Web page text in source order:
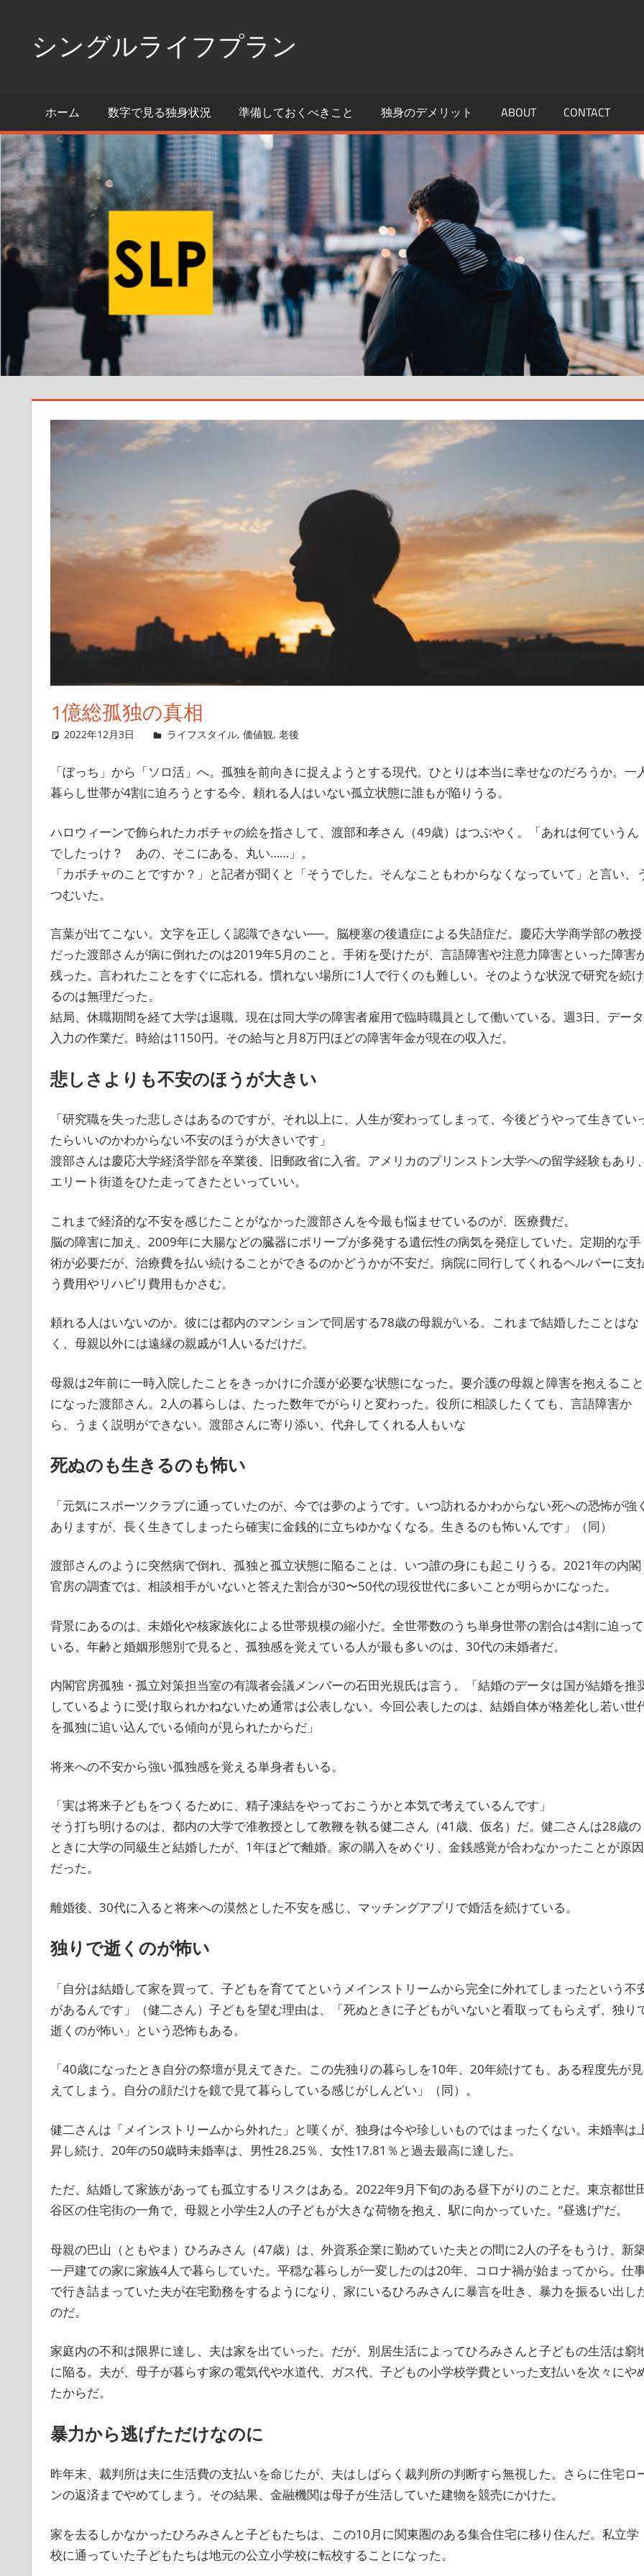
ス
キ
プ
シングルライフプラン
活
の
た
め
の
情
報
ポ
ト
ホーム 数字で見る独身状況 準備しておくべきこと 独身のデメリット ABOUT CONTACT
1億総孤独の真相
2022年12月3日 singlelife65
ライフスタイル, 価値観, 老後
「ぼっち」から「ソロ活」へ。孤独を前向きに捉えようとする現代。ひとりは本当に幸せなのだろうか。一
暮らし世帯が4割に迫ろうとする今、頼れる人はいない孤立状態に誰もが陥りうる。
ハロウィーンで飾られたカボチャの絵を指さして、渡部和孝さん（49歳）はつぶやく。「あれは何ていうん
でしたっけ？ あの、そこにある、丸い……」。
「カボチャのことですか？」と記者が聞くと「そうでした。そんなこともわからなくなっていて」と言い、
つむいた。
言葉が出てこない。文字を正しく認識できない──。脳梗塞の後遺症による失語症だ。慶応大学商学部の教授
だった渡部さんが病に倒れたのは2019年5月のこと。手術を受けたが、言語障害や注意力障害といった障害
残った。言われたことをすぐに忘れる。慣れない場所に1人で行くのも難しい。そのような状況で研究を続け
るのは無理だった。
結局、休職期間を経て大学は退職。現在は同大学の障害者雇用で臨時職員として働いている。週3日、データ
入力の作業だ。時給は1150円。その給与と月8万円ほどの障害年金が現在の収入だ。
悲しさよりも不安のほうが大きい
「研究職を失った悲しさはあるのですが、それ以上に、人生が変わってしまって、今後どうやって生きてい
たらいいのかわからない不安のほうが大きいです」
渡部さんは慶応大学経済学部を卒業後、旧郵政省に入省。アメリカのプリンストン大学への留学経験もあり
エリート街道をひた走ってきたといっていい。
これまで経済的な不安を感じたことがなかった渡部さんを今最も悩ませているのが、医療費だ。
脳の障害に加え、2009年に大腸などの臓器にポリープが多発する遺伝性の病気を発症していた。定期的な手
術が必要だが、治療費を払い続けることができるのかどうかが不安だ。病院に同行してくれるヘルパーに支
う費用やリハビリ費用もかさむ。
頼れる人はいないのか。彼には都内のマンションで同居する78歳の母親がいる。これまで結婚したことはな
く、母親以外には遠縁の親戚が1人いるだけだ。
母親は2年前に一時入院したことをきっかけに介護が必要な状態になった。要介護の母親と障害を抱えること
になった渡部さん。2人の暮らしは、たった数年でがらりと変わった。役所に相談したくても、言語障害か
ら、うまく説明ができない。渡部さんに寄り添い、代弁してくれる人もいな
死ぬのも生きるのも怖い
「元気にスポーツクラブに通っていたのが、今では夢のようです。いつ訪れるかわからない死への恐怖が強
ありますが、長く生きてしまったら確実に金銭的に立ちゆかなくなる。生きるのも怖いんです」（同）
渡部さんのように突然病で倒れ、孤独と孤立状態に陥ることは、いつ誰の身にも起こりうる。2021年の内閣
官房の調査では、相談相手がいないと答えた割合が30〜50代の現役世代に多いことが明らかになった。
背景にあるのは、未婚化や核家族化による世帯規模の縮小だ。全世帯数のうち単身世帯の割合は4割に迫って
いる。年齢と婚姻形態別で見ると、孤独感を覚えている人が最も多いのは、30代の未婚者だ。
内閣官房孤独・孤立対策担当室の有識者会議メンバーの石田光規氏は言う。「結婚のデータは国が結婚を推
しているように受け取られかねないため通常は公表しない。今回公表したのは、結婚自体が格差化し若い世
を孤独に追い込んでいる傾向が見られたからだ」
将来への不安から強い孤独感を覚える単身者もいる。
「実は将来子どもをつくるために、精子凍結をやっておこうかと本気で考えているんです」
そう打ち明けるのは、都内の大学で准教授として教鞭を執る健二さん（41歳、仮名）だ。健二さんは28歳の
ときに大学の同級生と結婚したが、1年ほどで離婚。家の購入をめぐり、金銭感覚が合わなかったことが原因
だった。
離婚後、30代に入ると将来への漠然とした不安を感じ、マッチングアプリで婚活を続けている。
独りで逝くのが怖い
「自分は結婚して家を買って、子どもを育ててというメインストリームから完全に外れてしまったという不
があるんです」（健二さん）子どもを望む理由は、「死ぬときに子どもがいないと看取ってもらえず、独り
逝くのが怖い」という恐怖もある。
「40歳になったとき自分の祭壇が見えてきた。この先独りの暮らしを10年、20年続けても、ある程度先が見
えてしまう。自分の顔だけを鏡で見て暮らしている感じがしんどい」（同）。
健二さんは「メインストリームから外れた」と嘆くが、独身は今や珍しいものではまったくない。未婚率は
昇し続け、20年の50歳時未婚率は、男性28.25％、女性17.81％と過去最高に達した。
ただ、結婚して家族があっても孤立するリスクはある。2022年9月下旬のある昼下がりのことだ。東京都世
谷区の住宅街の一角で、母親と小学生2人の子どもが大きな荷物を抱え、駅に向かっていた。“昼逃げ”だ。
母親の巴山（ともやま）ひろみさん（47歳）は、外資系企業に勤めていた夫との間に2人の子をもうけ、新
一戸建ての家に家族4人で暮らしていた。平穏な暮らしが一変したのは20年、コロナ禍が始まってから。仕
で行き詰まっていた夫が在宅勤務をするようになり、家にいるひろみさんに暴言を吐き、暴力を振るい出し
のだ。
家庭内の不和は限界に達し、夫は家を出ていった。だが、別居生活によってひろみさんと子どもの生活は窮
に陥る。夫が、母子が暮らす家の電気代や水道代、ガス代、子どもの小学校学費といった支払いを次々にや
たからだ。
暴力から逃げただけなのに
昨年末、裁判所は夫に生活費の支払いを命じたが、夫はしばらく裁判所の判断すら無視した。さらに住宅ロ
ンの返済までやめてしまう。その結果、金融機関は母子が生活していた建物を競売にかけた。
家を去るしかなかったひろみさんと子どもたちは、この10月に関東圏のある集合住宅に移り住んだ。私立学
校に通っていた子どもたちは地元の公立小学校に転校することになった。